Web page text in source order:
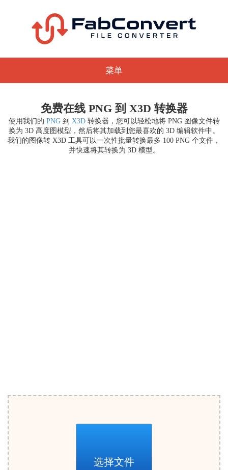
菜单
免费在线 PNG 到 X3D 转换器
使用我们的 PNG到 X3D转换器，您可以轻松地将 PNG 图像文件转
换为 3D 高度图模型，然后将其加载到您最喜欢的 3D 编辑软件中。
我们的图像转 X3D 工具可以一次性批量转换最多 100 PNG 个文件，
并快速将其转换为 3D 模型。
选择文件